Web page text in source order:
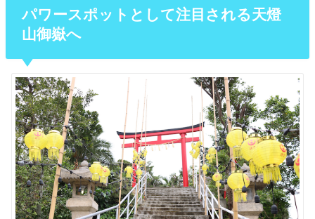
パワースポットとして注目される天燈
山御嶽へ